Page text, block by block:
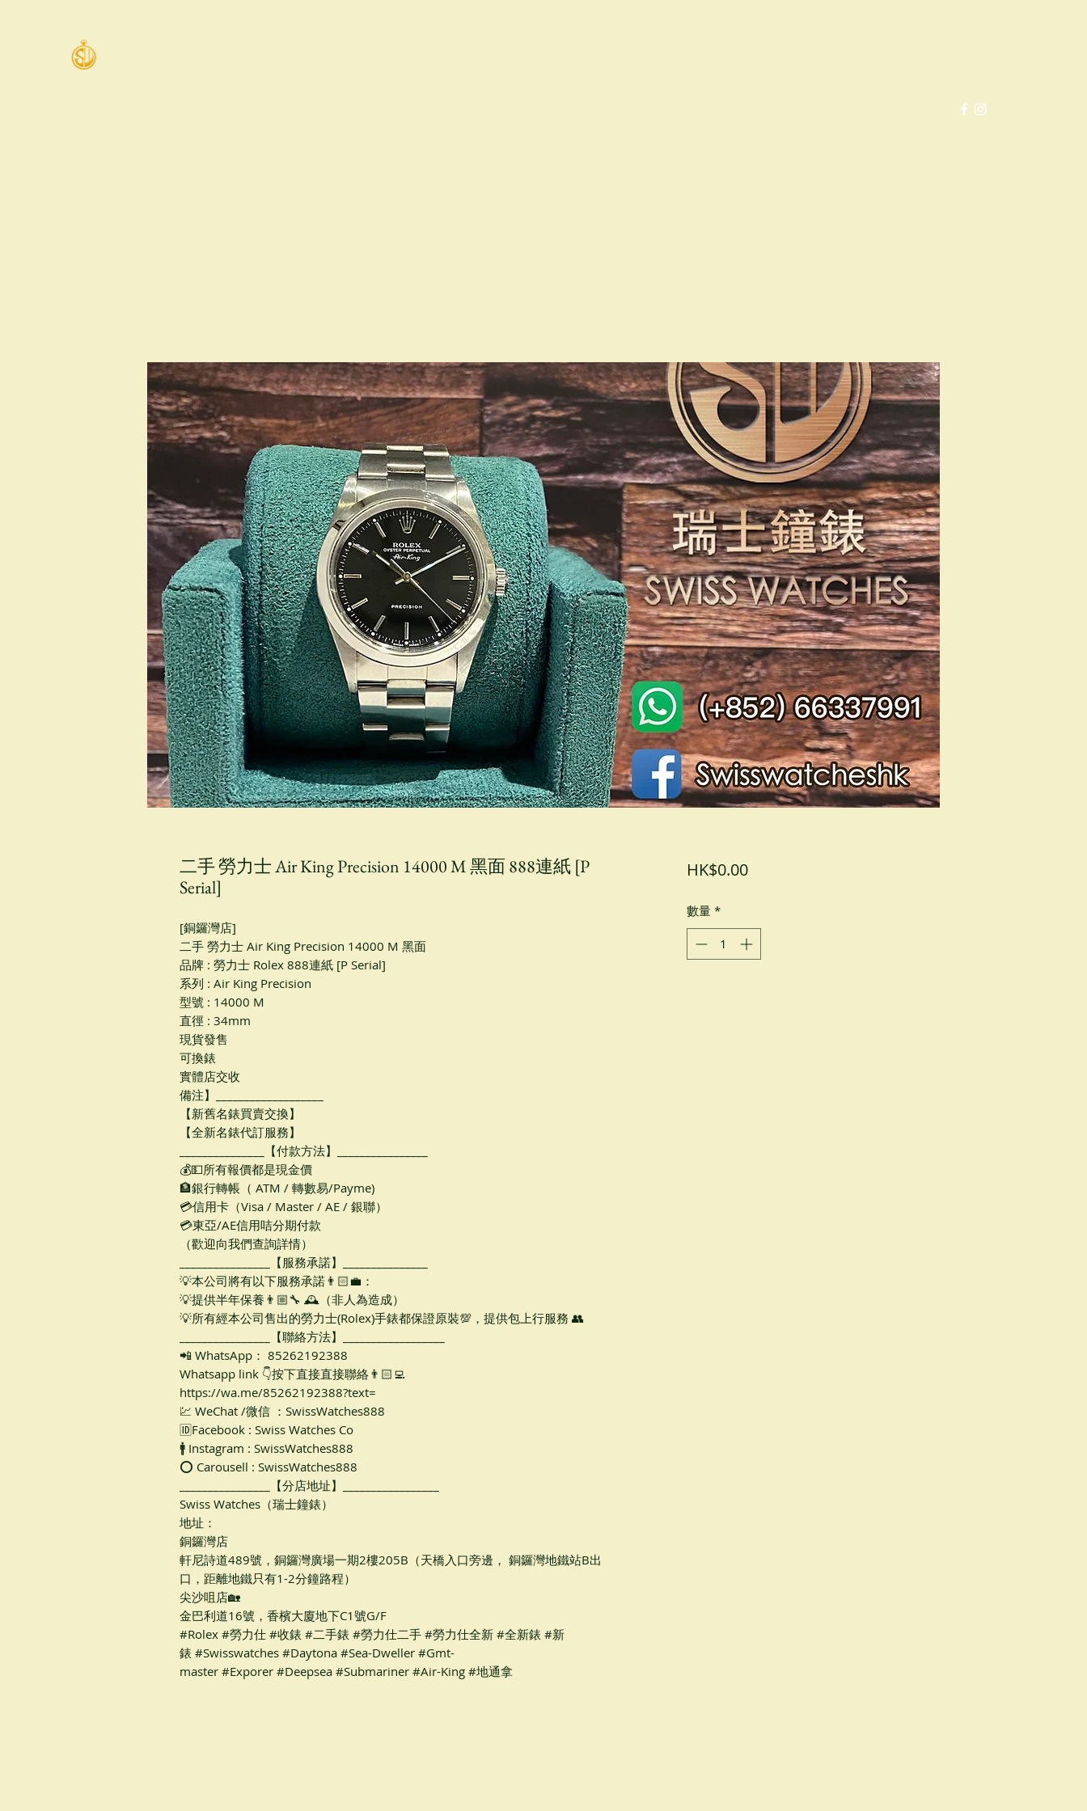
二手 勞力士 Air King Precision 14000 M 黑面 888連紙 [P
Serial]
[銅鑼灣店]
二手 勞力士 Air King Precision 14000 M 黑面
品牌 : 勞力士 Rolex 888連紙 [P Serial]
系列 : Air King Precision
型號 : 14000 M
直徑 : 34mm
現貨發售
可換錶
實體店交收
備注】___________________
【新舊名錶買賣交換】
【全新名錶代訂服務】
_______________【付款方法】________________
💰💵所有報價都是現金價
🏦銀行轉帳（ ATM / 轉數易/Payme)
💳信用卡（Visa / Master / AE / 銀聯）
💳東亞/AE信用咭分期付款
（歡迎向我們查詢詳情）
________________【服務承諾】_______________
💡本公司將有以下服務承諾👨🏻‍💼：
💡提供半年保養👨🏼‍🔧 🕰（非人為造成）
💡所有經本公司售出的勞力士(Rolex)手錶都保證原裝💯，提供包上行服務 👥
________________【聯絡方法】__________________
📲 WhatsApp： 85262192388
Whatsapp link 👇按下直接直接聯絡👨🏻‍💻
https://wa.me/85262192388?text=
💹 WeChat /微信 ：SwissWatches888
🆔Facebook : Swiss Watches Co
🚹 Instagram : SwissWatches888
⭕ Carousell : SwissWatches888
________________【分店地址】_________________
Swiss Watches（瑞士鐘錶）
地址：
銅鑼灣店
軒尼詩道489號，銅鑼灣廣場一期2樓205B（天橋入口旁邊， 銅鑼灣地鐵站B出
口，距離地鐵只有1-2分鐘路程）
尖沙咀店🏡
金巴利道16號，香檳大廈地下C1號G/F
#Rolex #勞力仕 #收錶 #二手錶 #勞力仕二手 #勞力仕全新 #全新錶 #新
錶 #Swisswatches #Daytona #Sea-Dweller #Gmt-
master #Exporer #Deepsea #Submariner #Air-King #地通拿
HK$0.00價
數量 *